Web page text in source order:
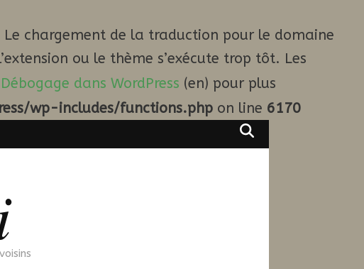
Le chargement de la traduction pour le domaine
ou le thème s’exécute trop tôt. Les
Débogage dans WordPress (en) pour plus
wp-includes/functions.php on line 6170